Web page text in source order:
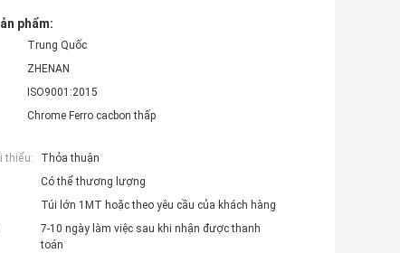
phẩm:
Trung Quốc
ZHENAN
ISO9001:2015
Chrome Ferro cacbon thấp
thiểu:
Thỏa thuận
Có thể thương lượng
Túi lớn 1MT hoặc theo yêu cầu của khách hàng
7-10 ngày làm việc sau khi nhận được thanh
toán